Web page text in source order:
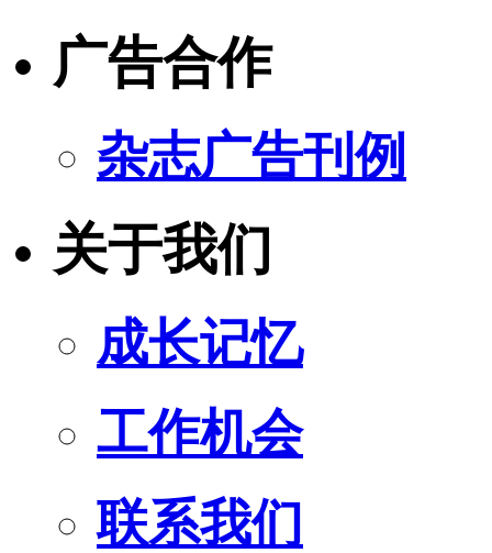
广告合作
杂志广告刊例
关于我们
成长记忆
工作机会
联系我们